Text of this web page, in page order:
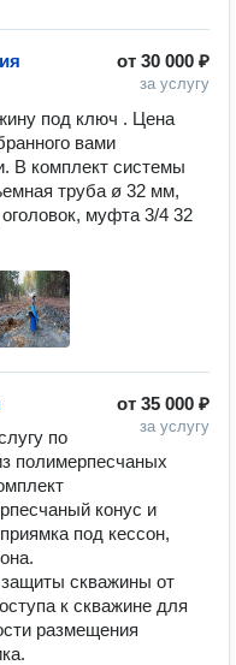
от 30 000 ₽
за услугу
под ключ . Цена
вами
В комплект системы
труба ø 32 мм,
муфта 3/4 32
от 35 000 ₽
за услугу
по
полимерпесчаных
конус и
под кессон,
скважины от
к скважине для
размещения